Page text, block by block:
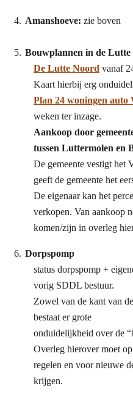
Amanshoeve: zie boven
Bouwplannen in de Lutte
De Lutte Noord vanaf
Kaart hierbij erg
Plan 24 woningen auto
weken ter inzage.
Aankoop door
tussen Luttermolen en
De gemeente vestigt het
geeft de gemeente het
De eigenaar kan het
verkopen. Van aankoop
komen/zijn in overleg
Dorpspomp
status dorpspomp +
vorig SDDL bestuur.
Zowel van de kant van
bestaat er grote
onduidelijkheid over de
Overleg hierover moet
regelen en voor nieuwe
krijgen.